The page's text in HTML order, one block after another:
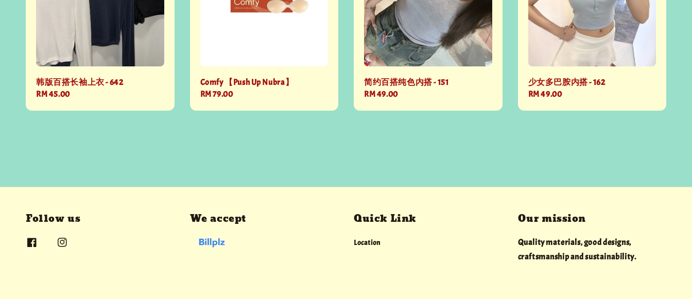
韩版百搭长袖上衣 - 642
Regular
RM 45.00
Comfy 【Push Up Nubra】
Regular
RM 79.00
简约百搭纯色内搭 - 151
Regular
RM 49.00
少女多巴胺内搭 - 162
Regular
RM 49.00
Follow us We accept Quick Link
Location
Our mission
Quality materials, good designs,
craftsmanship and sustainability.